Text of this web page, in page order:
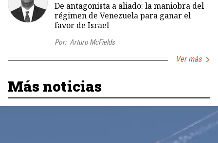
De antagonista a aliado: la maniobra del
régimen de Venezuela para ganar el
favor de Israel
Por: Arturo McFields
Ver más
Más noticias